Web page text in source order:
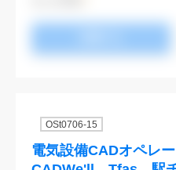
OSt0706-15
電気設備CADオペレ